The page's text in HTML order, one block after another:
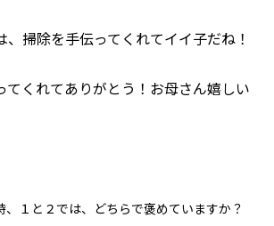
掃除を手伝ってくれてイイ子だね！
てくれてありがとう！お母さん嬉しい
、１と２では、どちらで褒めていますか？